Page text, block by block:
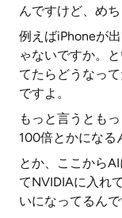
んですけど、め
例えばiPhoneが
ゃないですか。
てたらどうなっ
ですよ。
もっと言うとも
100倍とかになる
とか、ここから
てNVIDIAに入れ
いになってるん